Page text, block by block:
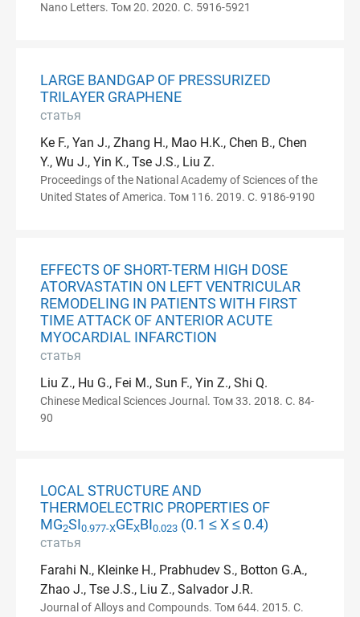
Nano Letters. Том 20. 2020. С. 5916-5921
LARGE BANDGAP OF PRESSURIZED
TRILAYER GRAPHENE
статья
Ke F., Yan J., Zhang H., Mao H.K., Chen B., Chen
Y., Wu J., Yin K., Tse J.S., Liu Z.
Proceedings of the National Academy of Sciences of the
United States of America. Том 116. 2019. С. 9186-9190
EFFECTS OF SHORT-TERM HIGH DOSE
ATORVASTATIN ON LEFT VENTRICULAR
REMODELING IN PATIENTS WITH FIRST
TIME ATTACK OF ANTERIOR ACUTE
MYOCARDIAL INFARCTION
статья
Liu Z., Hu G., Fei M., Sun F., Yin Z., Shi Q.
Chinese Medical Sciences Journal. Том 33. 2018. С. 84-
90
LOCAL STRUCTURE AND
THERMOELECTRIC PROPERTIES OF
MG2SI 0.977-XGEX BI 0.023 (0.1 ≤ X ≤ 0.4)
статья
Farahi N., Kleinke H., Prabhudev S., Botton G.A.,
Zhao J., Tse J.S., Liu Z., Salvador J.R.
Journal of Alloys and Compounds. Том 644. 2015. С.